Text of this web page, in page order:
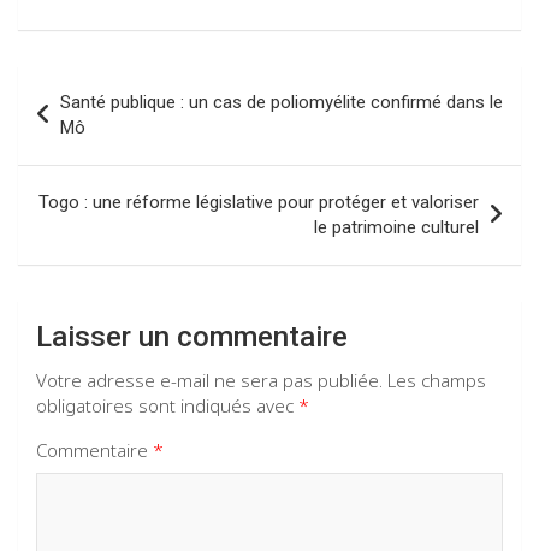
o
o
k
A
p
a
n
de
l’article
Santé publique : un cas de poliomyélite confirmé dans le
Mô
Togo : une réforme législative pour protéger et valoriser
le patrimoine culturel
Laisser un commentaire
Votre adresse e-mail ne sera pas publiée. Les champs
obligatoires sont indiqués avec *
Commentaire *